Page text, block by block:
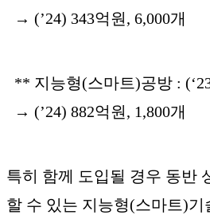
→ (’24) 343억원, 6,000개
** 지능형(스마트)공방 :
→ (’24) 882억원, 1,800개
특히 함께 도입될 경우 동반
할 수 있는 지능형(스마트)